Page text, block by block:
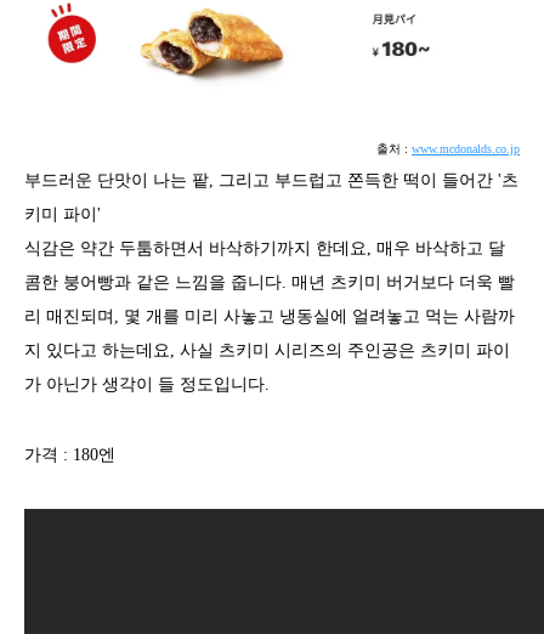
출처 : www.mcdonalds.co.jp
부드러운 단맛이 나는 팥, 그리고 부드럽고 쫀득한 떡이 들어간 '츠
키미 파이'
식감은 약간 두툼하면서 바삭하기까지 한데요, 매우 바삭하고 달
콤한 붕어빵과 같은 느낌을 줍니다. 매년 츠키미 버거보다 더욱 빨
리 매진되며, 몇 개를 미리 사놓고 냉동실에 얼려놓고 먹는 사람까
지 있다고 하는데요, 사실 츠키미 시리즈의 주인공은 츠키미 파이
가 아닌가 생각이 들 정도입니다.
가격 : 180엔